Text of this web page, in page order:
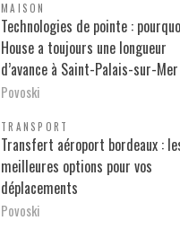
MAISON
Technologies de pointe :
House a toujours une longueur
d’avance à Saint-Palais-sur-Mer
Povoski
TRANSPORT
Transfert aéroport bordeaux :
meilleures options pour vos
déplacements
Povoski